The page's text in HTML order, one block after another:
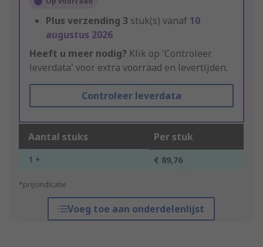
Plus verzending 3 stuk(s) vanaf 10
augustus 2026
Heeft u meer nodig? Klik op 'Controleer
leverdata' voor extra voorraad en levertijden.
Controleer leverdata
Aantal stuks Per stuk
1 + € 89,76
*prijsindicatie
Voeg toe aan onderdelenlijst